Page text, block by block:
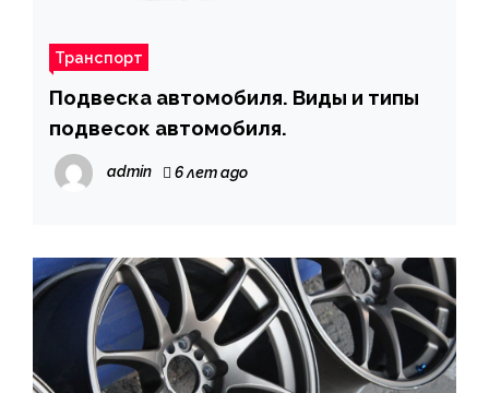
Транспорт
Подвеска автомобиля. Виды и типы
подвесок автомобиля.
admin 6 лет ago